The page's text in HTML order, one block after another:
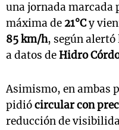
una jornada marcada
máxima de 21°Cy
85 km/h, según alertó
a datos deHidro
Asimismo, en ambas
pidiócircular con
reducción de